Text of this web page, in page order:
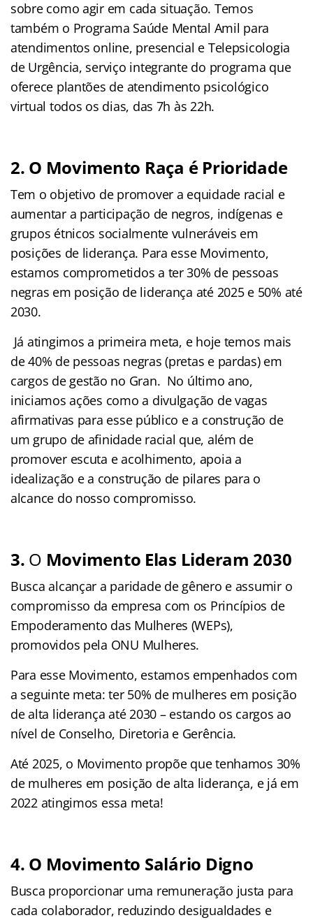
sobre como agir em cada situação. Temos
também o Programa Saúde Mental Amil para
atendimentos online, presencial e Telepsicologia
de Urgência, serviço integrante do programa que
oferece plantões de atendimento psicológico
virtual todos os dias, das 7h às 22h.
2. O Movimento Raça é Prioridade
Tem o objetivo de promover a equidade racial e
aumentar a participação de negros, indígenas e
grupos étnicos socialmente vulneráveis em
posições de liderança. Para esse Movimento,
estamos comprometidos a ter 30% de pessoas
negras em posição de liderança até 2025 e 50% até
2030.
Já atingimos a primeira meta, e hoje temos mais
de 40% de pessoas negras (pretas e pardas) em
cargos de gestão no Gran. No último ano,
iniciamos ações como a divulgação de vagas
afirmativas para esse público e a construção de
um grupo de afinidade racial que, além de
promover escuta e acolhimento, apoia a
idealização e a construção de pilares para o
alcance do nosso compromisso.
3. O Movimento Elas Lideram 2030
Busca alcançar a paridade de gênero e assumir o
compromisso da empresa com os Princípios de
Empoderamento das Mulheres (WEPs),
promovidos pela ONU Mulheres.
Para esse Movimento, estamos empenhados com
a seguinte meta: ter 50% de mulheres em posição
de alta liderança até 2030 – estando os cargos ao
nível de Conselho, Diretoria e Gerência.
Até 2025, o Movimento propõe que tenhamos 30%
de mulheres em posição de alta liderança, e já em
2022 atingimos essa meta!
4. O Movimento Salário Digno
Busca proporcionar uma remuneração justa para
cada colaborador, reduzindo desigualdades e